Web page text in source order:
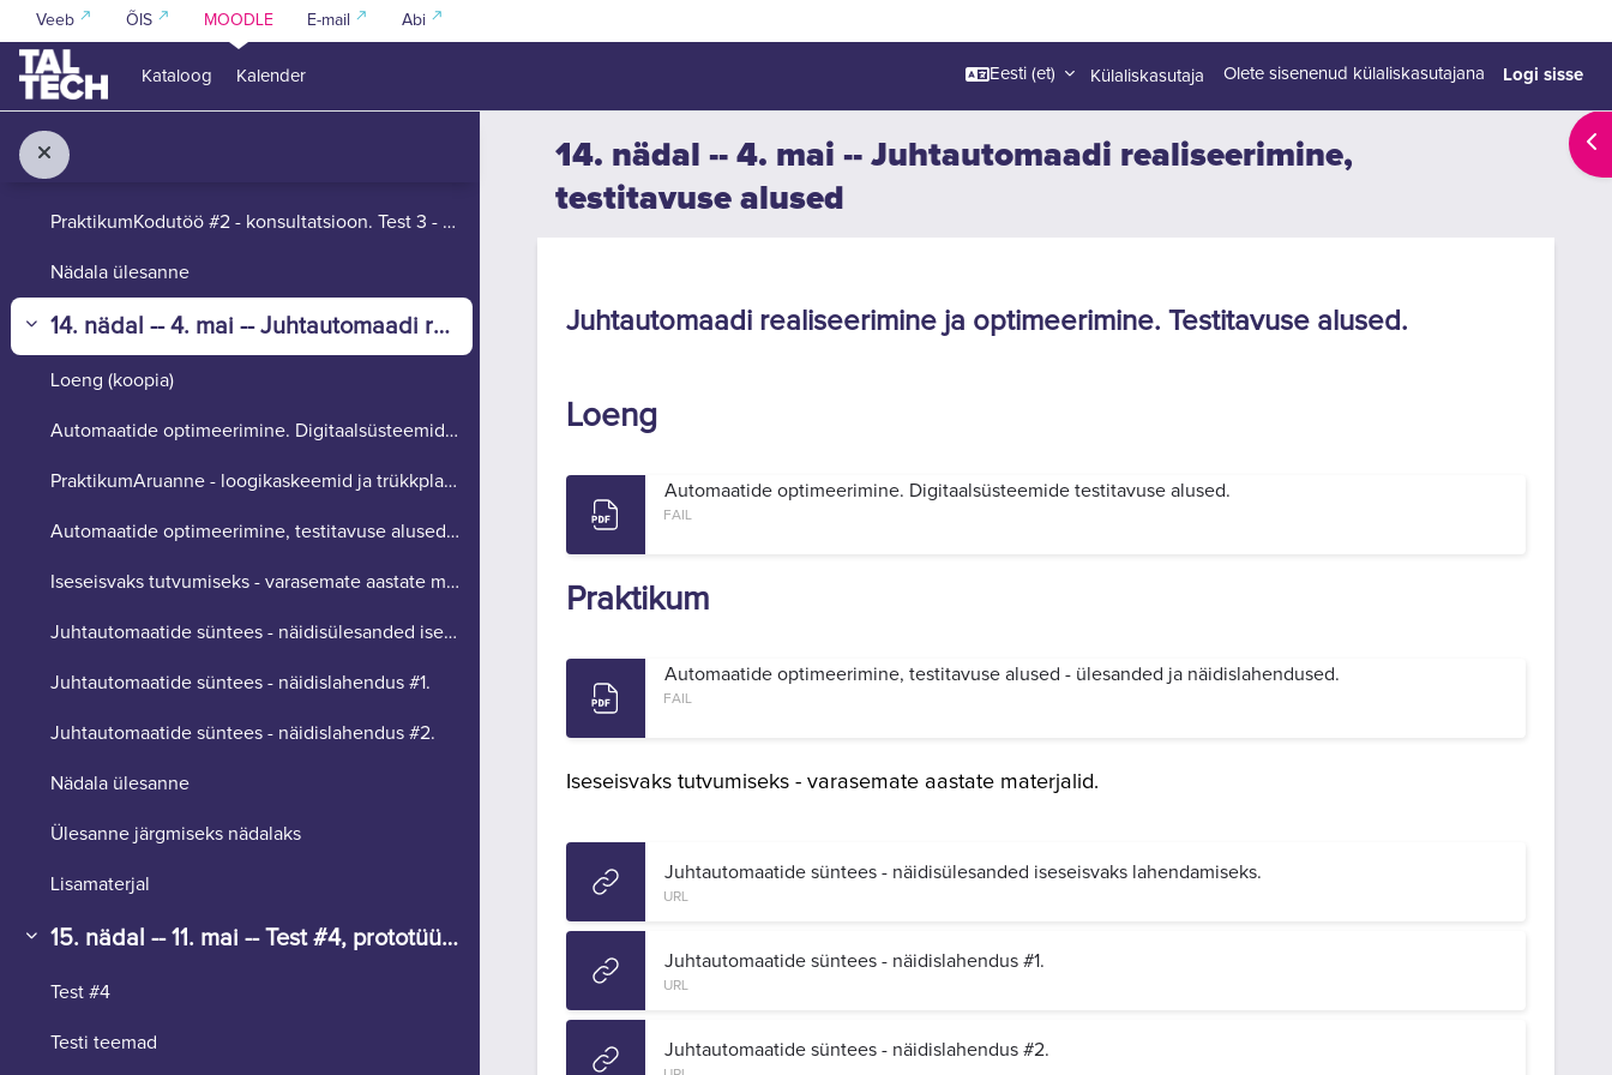
Jäta vahele peasisuni
Veeb ÕIS MOODLE E-mail Abi
Kataloog Kalender Eesti ‎(et)‎ Külaliskasutaja Olete sisenenud külaliskasutajana Logi sisse
Nädala ülesanne
Ahenda
PraktikumKodutöö #2 - konsultatsioon. Test 3 - kon...
Nädala ülesanne
14. nädal -- 4. mai -- Juhtautomaadi realiseerimine, testitavuse alused
Loeng (koopia)
Automaatide optimeerimine. Digitaalsüsteemide testitavuse alused.
PraktikumAruanne - loogikaskeemid ja trükkplaatide...
Automaatide optimeerimine, testitavuse alused - ülesanded ja näidislahendused.
Iseseisvaks tutvumiseks - varasemate aastate mater... (koopia) (koopia) (koopia) (koopia) (koopia)
Juhtautomaatide süntees - näidisülesanded iseseisvaks lahendamiseks.
Juhtautomaatide süntees - näidislahendus #1.
Juhtautomaatide süntees - näidislahendus #2.
Nädala ülesanne
Ülesanne järgmiseks nädalaks
Lisamaterjal
15. nädal -- 11. mai -- Test #4, prototüüpimine
Test #4
Testi teemad
14. nädal -- 4. mai -- Juhtautomaadi realiseerimine,
testitavuse alused
Section outline
Juhtautomaadi realiseerimine ja optimeerimine. Testitavuse alused.
Loeng
Automaatide optimeerimine. Digitaalsüsteemide testitavuse alused.
FAIL
Praktikum
Automaatide optimeerimine, testitavuse alused - ülesanded ja näidislahendused.
FAIL
Iseseisvaks tutvumiseks - varasemate aastate materjalid.
Juhtautomaatide süntees - näidisülesanded iseseisvaks lahendamiseks.
URL
Juhtautomaatide süntees - näidislahendus #1.
URL
Juhtautomaatide süntees - näidislahendus #2.